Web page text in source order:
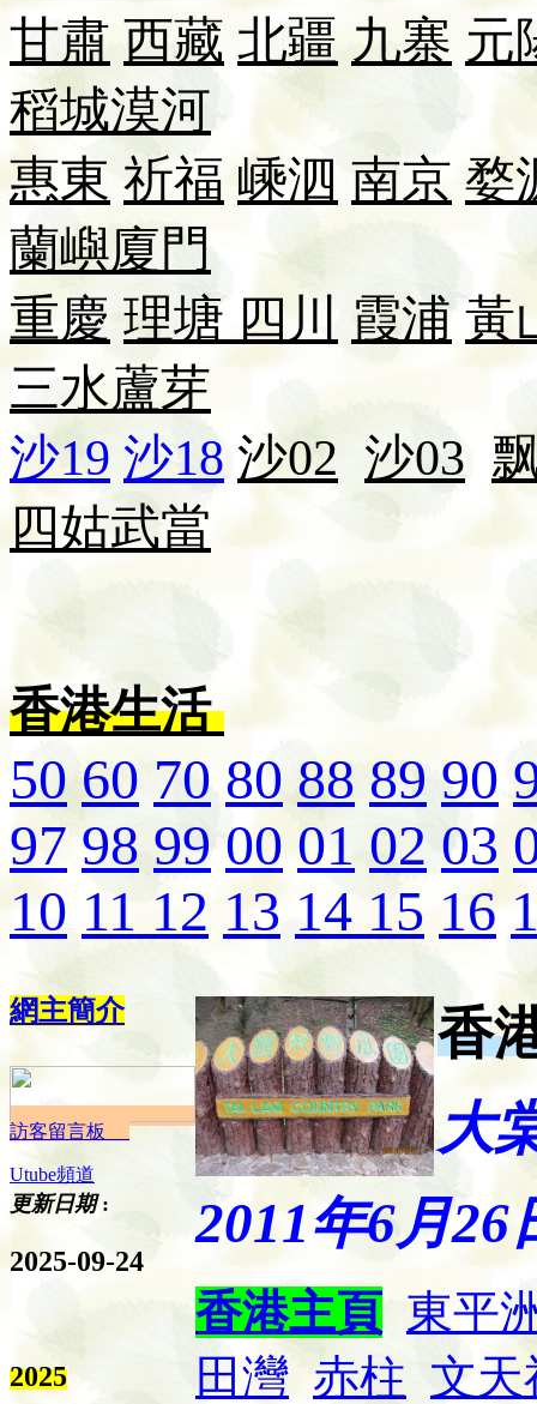
甘肅 西藏 北疆 九寨 元
稻城漠河
惠東 祈福 嵊泗 南京 婺
蘭嶼廈門
重慶 理塘 四川 霞浦 黃
三水蘆芽
沙19 沙18 沙02 沙03
四姑武當
香港生活
50 60 70 80 88 89 90
97 98 99 00 01 02 03
10 11 12 13 14 15 16
網主簡介
訪客留言板
Utube頻道
更新日期:
2025-09-24
2025
香
大
2011年6月26
香港主頁 東平
田灣 赤柱 文天